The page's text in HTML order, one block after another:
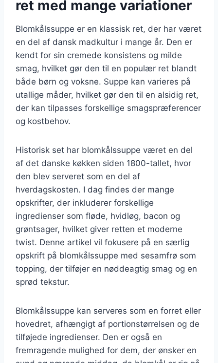
ret med mange variationer
Blomkålssuppe er en klassisk ret, der har været
en del af dansk madkultur i mange år. Den er
kendt for sin cremede konsistens og milde
smag, hvilket gør den til en populær ret blandt
både børn og voksne. Suppe kan varieres på
utallige måder, hvilket gør den til en alsidig ret,
der kan tilpasses forskellige smagspræferencer
og kostbehov.
Historisk set har blomkålssuppe været en del
af det danske køkken siden 1800-tallet, hvor
den blev serveret som en del af
hverdagskosten. I dag findes der mange
opskrifter, der inkluderer forskellige
ingredienser som fløde, hvidløg, bacon og
grøntsager, hvilket giver retten et moderne
twist. Denne artikel vil fokusere på en særlig
opskrift på blomkålssuppe med sesamfrø som
topping, der tilføjer en nøddeagtig smag og en
sprød tekstur.
Blomkålssuppe kan serveres som en forret eller
hovedret, afhængigt af portionstørrelsen og de
tilføjede ingredienser. Den er også en
fremragende mulighed for dem, der ønsker en